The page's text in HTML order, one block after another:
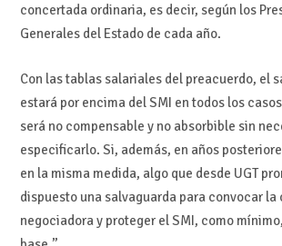
concertada ordinaria, es decir, según los
Generales del Estado de cada año.
Con las tablas salariales del preacuerdo, el
estará por encima del SMI en todos los
será no compensable y no absorbible sin
especificarlo. Si, además, en años
en la misma medida, algo que desde UGT
dispuesto una salvaguarda para convocar la
negociadora y proteger el SMI, como